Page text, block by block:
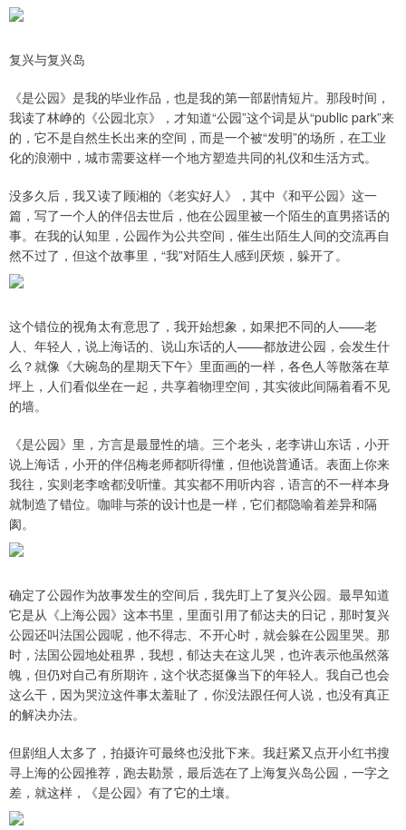
复兴与复兴岛
《是公园》是我的毕业作品，也是我的第一部剧情短片。那段时间，
我读了林峥的《公园北京》，才知道“公园”这个词是从“public park”来
的，它不是自然生长出来的空间，而是一个被“发明”的场所，在工业
化的浪潮中，城市需要这样一个地方塑造共同的礼仪和生活方式。
没多久后，我又读了顾湘的《老实好人》，其中《和平公园》这一
篇，写了一个人的伴侣去世后，他在公园里被一个陌生的直男搭话的
事。在我的认知里，公园作为公共空间，催生出陌生人间的交流再自
然不过了，但这个故事里，“我”对陌生人感到厌烦，躲开了。
这个错位的视角太有意思了，我开始想象，如果把不同的人——老
人、年轻人，说上海话的、说山东话的人——都放进公园，会发生什
么？就像《大碗岛的星期天下午》里面画的一样，各色人等散落在草
坪上，人们看似坐在一起，共享着物理空间，其实彼此间隔着看不见
的墙。
《是公园》里，方言是最显性的墙。三个老头，老李讲山东话，小开
说上海话，小开的伴侣梅老师都听得懂，但他说普通话。表面上你来
我往，实则老李啥都没听懂。其实都不用听内容，语言的不一样本身
就制造了错位。咖啡与茶的设计也是一样，它们都隐喻着差异和隔
阂。
确定了公园作为故事发生的空间后，我先盯上了复兴公园。最早知道
它是从《上海公园》这本书里，里面引用了郁达夫的日记，那时复兴
公园还叫法国公园呢，他不得志、不开心时，就会躲在公园里哭。那
时，法国公园地处租界，我想，郁达夫在这儿哭，也许表示他虽然落
魄，但仍对自己有所期许，这个状态挺像当下的年轻人。我自己也会
这么干，因为哭泣这件事太羞耻了，你没法跟任何人说，也没有真正
的解决办法。
但剧组人太多了，拍摄许可最终也没批下来。我赶紧又点开小红书搜
寻上海的公园推荐，跑去勘景，最后选在了上海复兴岛公园，一字之
差，就这样，《是公园》有了它的土壤。